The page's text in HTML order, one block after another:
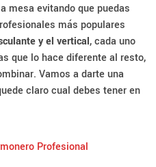
mesa evitando que puedas
más populares
y el vertical, cada uno
que lo hace diferente al resto,
Vamos a darte una
claro cual debes tener en
Profesional